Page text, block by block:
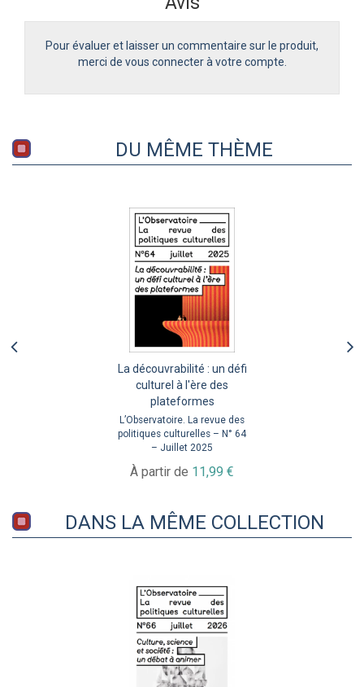
Pour évaluer et laisser un commentaire sur le produit,
merci de vous connecter à votre compte.
DU MÊME THÈME
La découvrabilité : un défi
culturel à l'ère des
plateformes
L’Observatoire. La revue des
politiques culturelles – N° 64
– Juillet 2025
À partir de 11,99 €
DANS LA MÊME COLLECTION